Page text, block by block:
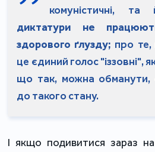
комуністичні,
диктатури не
здорового ґлузду; про
це єдиний голос "іззовні",
що так, можна
до такого стану.
І якщо подивитися зараз